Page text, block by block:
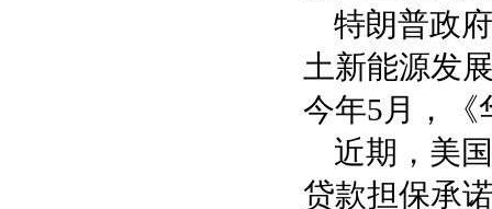
特朗普政
土新能源发
今年5月，《
近期，美
贷款担保承